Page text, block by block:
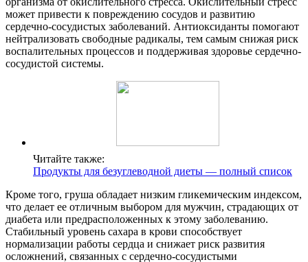
может привести к повреждению сосудов и развитию
сердечно-сосудистых заболеваний. Антиоксиданты помогают
нейтрализовать свободные радикалы, тем самым снижая риск
воспалительных процессов и поддерживая здоровье сердечно-
сосудистой системы.
Читайте также:
Продукты для безуглеводной диеты — полный список
Кроме того, груша обладает низким гликемическим индексом,
что делает ее отличным выбором для мужчин, страдающих от
диабета или предрасположенных к этому заболеванию.
Стабильный уровень сахара в крови способствует
нормализации работы сердца и снижает риск развития
осложнений, связанных с сердечно-сосудистыми